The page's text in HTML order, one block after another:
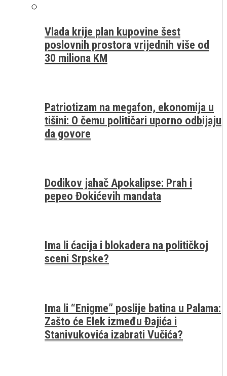
Vlada krije plan kupovine šest
poslovnih prostora vrijednih više od
30 miliona KM
Patriotizam na megafon, ekonomija u
tišini: O čemu političari uporno odbijaju
da govore
Dodikov jahač Apokalipse: Prah i
pepeo Đokićevih mandata
Ima li ćacija i blokadera na političkoj
sceni Srpske?
Ima li “Enigme” poslije batina u Palama:
Zašto će Elek između Đajića i
Stanivukovića izabrati Vučića?